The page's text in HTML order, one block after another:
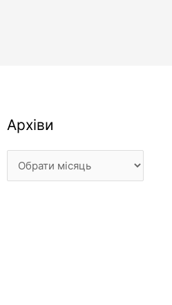
Архіви
Архіви